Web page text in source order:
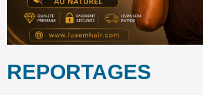
REPORTAGES